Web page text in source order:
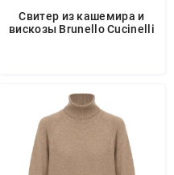
Свитер из кашемира и
вискозы Brunello Cucinelli